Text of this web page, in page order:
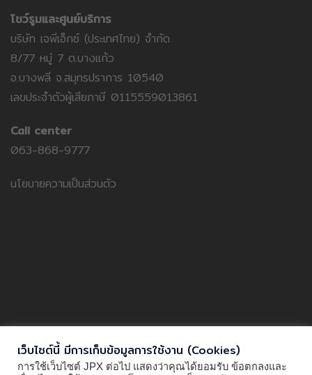
โชว์รูมและศูนย์บริการ
บริษัท เจพีเอ็กซ์ (ประเทศไทย) จำกัด
8/77 หมู่ 7 ต.บางแก้ว
อ.บางพลี จ.สมุทรปราการ 10540
เลขประจำตัวผู้เสียภาษี 0115559013861
Call center
063-868-9777
นโยบายความเป็นส่วนตัว
เว็บไซต์นี้ มีการเก็บข้อมูลการใช้งาน (Cookies)
การใช้เว็บไซต์ JPX ต่อไป แสดงว่าคุณได้ยอมรับ ข้อตกลงและ